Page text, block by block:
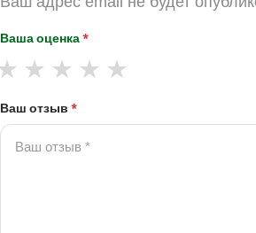
Ваша оценка*
Ваш отзыв *